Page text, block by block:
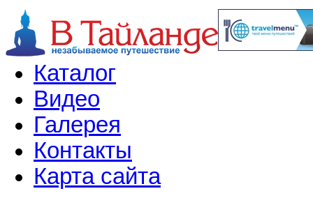
Каталог
Видео
Галерея
Контакты
Карта сайта